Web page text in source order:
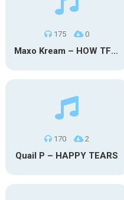
175 0
Maxo Kream – HOW TF I’M LUCKY
170 2
Quail P – HAPPY TEARS